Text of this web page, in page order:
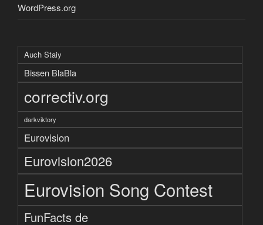
WordPress.org
Auch Staiy
Bissen BlaBla
correctiv.org
darkviktory
Eurovision
Eurovision2026
Eurovision Song Contest
FunFacts de